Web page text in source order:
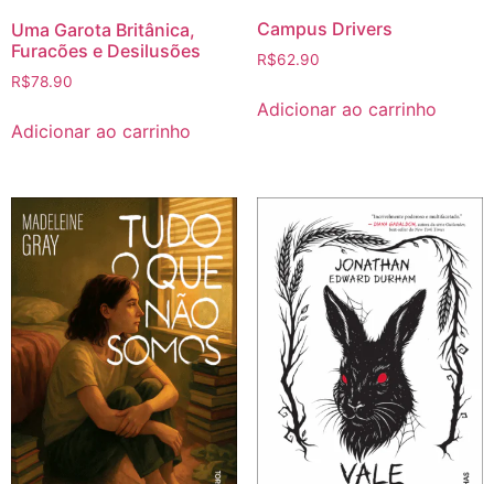
Uma Garota Britânica,
Furacões e Desilusões
R$78.90
Adicionar ao carrinho
Campus Drivers
R$62.90
Adicionar ao carrinho